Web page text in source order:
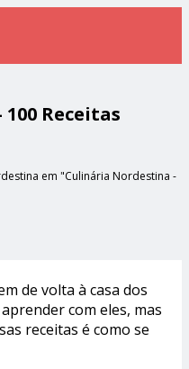
Receitas
em "Culinária Nordestina -
de volta à casa dos
com eles, mas
receitas é como se